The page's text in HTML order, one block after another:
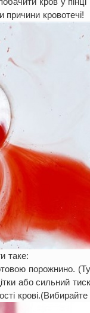
кровотечі!
таке:
порожнино.
або сильний